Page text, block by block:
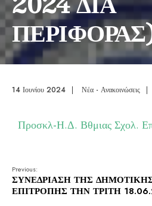
14 Ιουνίου 2024 | Νέα - Ανακοινώσεις |
Προσκλ-Η.Δ. Βθμιας Σχολ.
Previous:
ΣΥΝΕΔΡΙΑΣΗ ΤΗΣ
ΕΠΙΤΡΟΠΗΣ ΤΗΝ ΤΡΙΤΗ